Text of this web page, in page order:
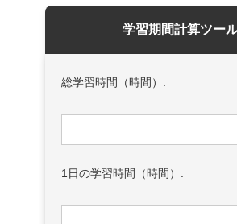
学習期間計算ツー
総学習時間（時間）:
1日の学習時間（時間）: